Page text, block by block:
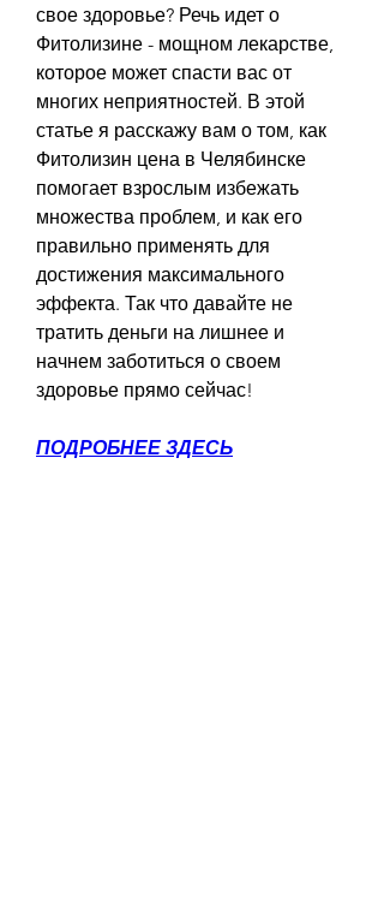
свое здоровье? Речь идет о
Фитолизине - мощном лекарстве,
которое может спасти вас от
многих неприятностей. В этой
статье я расскажу вам о том, как
Фитолизин цена в Челябинске
помогает взрослым избежать
множества проблем, и как его
правильно применять для
достижения максимального
эффекта. Так что давайте не
тратить деньги на лишнее и
начнем заботиться о своем
здоровье прямо сейчас!
ПОДРОБНЕЕ ЗДЕСЬ